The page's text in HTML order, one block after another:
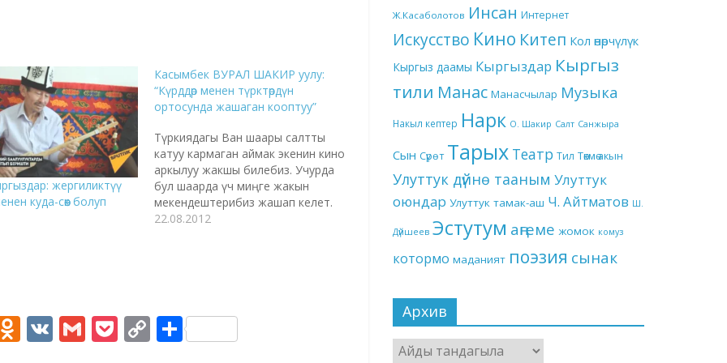
жергиликтүү
куда-сөөк болуп
Касымбек ВУРАЛ ШАКИР уулу:
“Күрддөр менен түрктөрдүн
ортосунда жашаган кооптуу”
Түркиядагы Ван шаары салтты
катуу кармаган аймак экенин кино
аркылуу жакшы билебиз. Учурда
бул шаарда үч миңге жакын
мекендештерибиз жашап келет.
Ал жактын шарты адам чыдагыс
айтып берди. - 3000 кыргыз
Ванга…
22.08.2012
O V G P C S
Ж.Касаболотов Инсан Интернет
Искусство Кино Китеп Кол өнөрчүлүк
Кыргыз даамы Кыргыздар Кыргыз
тили Манас Манасчылар Музыка
Накыл кептер Нарк О. Шакир Салт Санжыра
Сын Сүрөт Тарых Театр Тил Төкмө акын
Улуттук дүйнө тааным Улуттук
оюндар Улуттук тамак-аш Ч. Айтматов Ш.
Дүйшеев Эстутум аңгеме жомок комуз
котормо маданият поэзия сынак
Архив
Архив